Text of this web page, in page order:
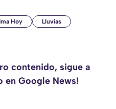
Hoy Lluvias
contenido, sigue a
en Google News!